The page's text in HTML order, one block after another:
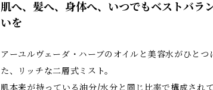
肌へ、髪へ、身体へ、いつでもベストバラ
いを
アーユルヴェーダ・ハーブのオイルと美容水がひとつ
た、リッチな二層式ミスト。
肌本来が持っている油分/水分と同じ比率で構成され